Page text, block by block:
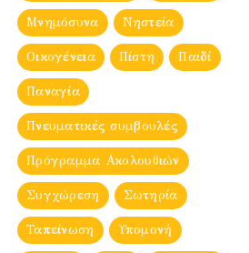
Μνημόσυνα Νηστεία
Οικογένεια Πίστη Παιδί
Παναγία
Πνευματικές συμβουλές
Πρόγραμμα Ακολουθιών
Συγχώρεση Σωτηρία
Ταπείνωση Υπομονή